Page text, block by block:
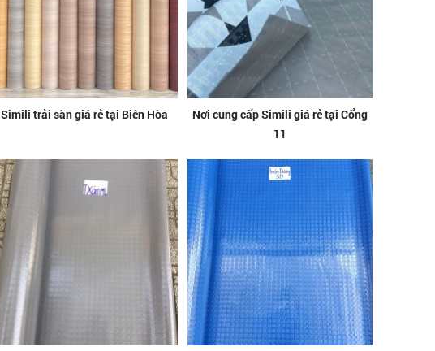
Simili trải sàn giá rẻ tại Biên Hòa
Nơi cung cấp Simili giá rẻ tại Cổng
11